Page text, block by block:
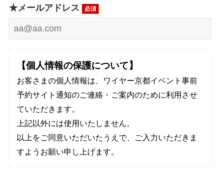
★メールアドレス 必須
【個人情報の保護について】
お客さまの個人情報は、ワイヤー京都イベント事前
予約サイト通知のご連絡・ご案内のために利用させ
ていただきます。
上記以外には使用いたしません。
以上をご同意いただいたうえで、ご入力いただきま
すようお願い申し上げます。